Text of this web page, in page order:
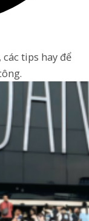
tips hay để